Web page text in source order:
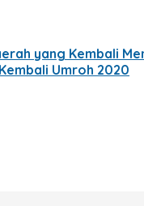
yang Kembali
Umroh 2020